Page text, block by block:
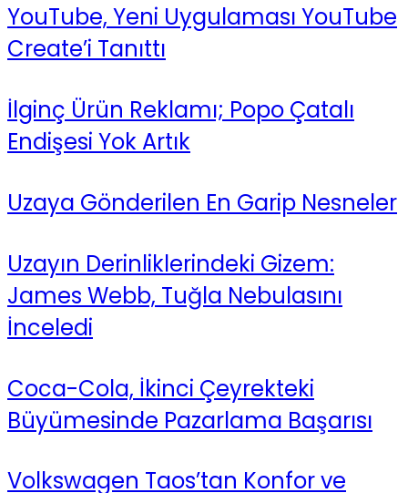
YouTube, Yeni Uygulaması YouTube
Create’i Tanıttı
İlginç Ürün Reklamı; Popo Çatalı
Endişesi Yok Artık
Uzaya Gönderilen En Garip Nesneler
Uzayın Derinliklerindeki Gizem:
James Webb, Tuğla Nebulasını
İnceledi
Coca-Cola, İkinci Çeyrekteki
Büyümesinde Pazarlama Başarısı
Volkswagen Taos’tan Konfor ve